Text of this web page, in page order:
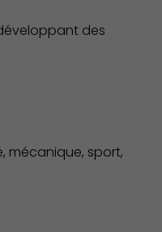
des
mécanique, sport,